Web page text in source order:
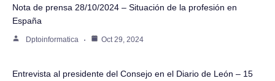
Nota de prensa 28/10/2024 – Situación de la profesión en
España
Dptoinformatica Oct 29, 2024
Entrevista al presidente del Consejo en el Diario de León – 15